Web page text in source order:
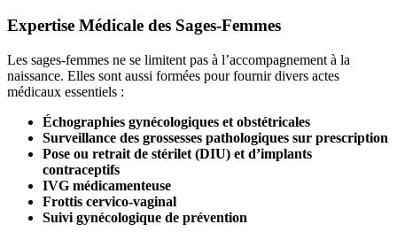
Expertise Médicale des Sages-Femmes
Les sages-femmes ne se limitent pas à l’accompagnement à la
naissance. Elles sont aussi formées pour fournir divers actes
médicaux essentiels :
Échographies gynécologiques et obstétricales
Surveillance des grossesses pathologiques sur prescription
Pose ou retrait de stérilet (DIU) et d’implants
contraceptifs
IVG médicamenteuse
Frottis cervico-vaginal
Suivi gynécologique de prévention